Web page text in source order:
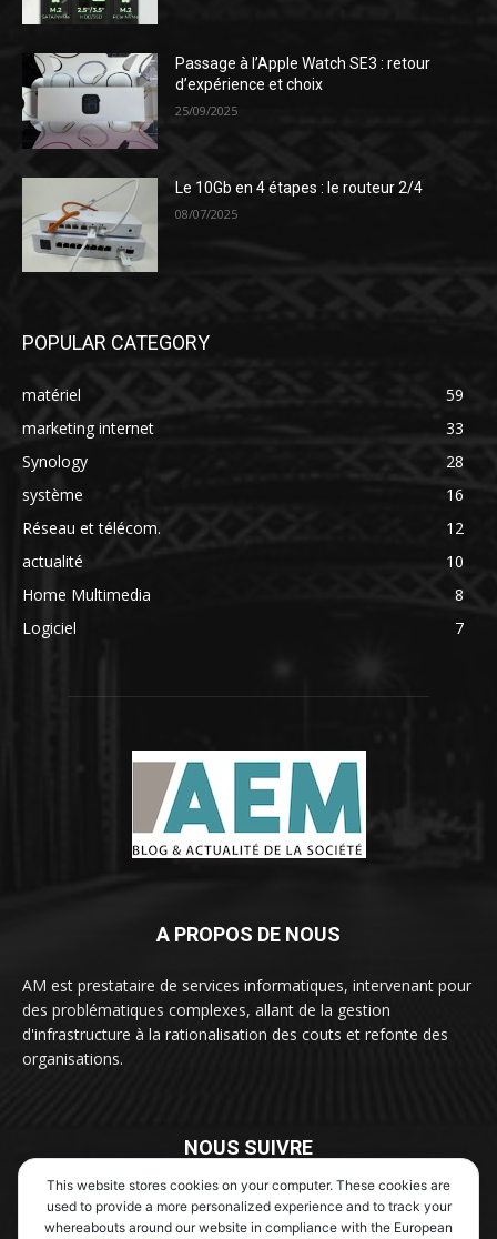
Passage à l’Apple Watch SE3 : retour
d’expérience et choix
25/09/2025
Le 10Gb en 4 étapes : le routeur 2/4
08/07/2025
POPULAR CATEGORY
matériel
59
marketing internet
33
Synology
28
système
16
Réseau et télécom.
12
actualité
10
Home Multimedia
8
Logiciel
7
A PROPOS DE NOUS
AM est prestataire de services informatiques, intervenant pour
des problématiques complexes, allant de la gestion
d'infrastructure à la rationalisation des couts et refonte des
organisations.
NOUS SUIVRE
This website stores cookies on your computer. These cookies are
used to provide a more personalized experience and to track your
whereabouts around our website in compliance with the European